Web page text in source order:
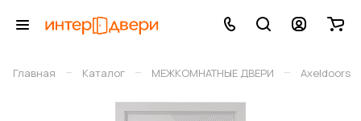
Главная – Каталог – МЕЖКОМНАТНЫЕ ДВЕРИ – Axeldoors